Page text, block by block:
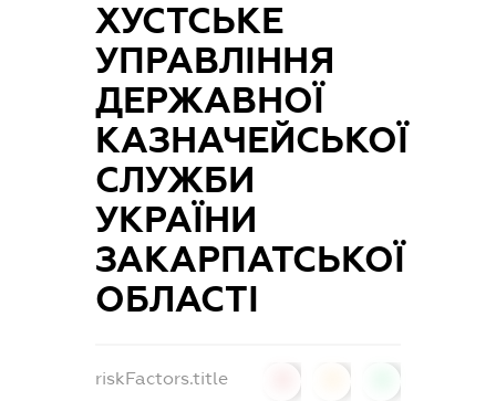
ХУСТСЬКЕ
УПРАВЛІННЯ
ДЕРЖАВНОЇ
КАЗНАЧЕЙСЬКОЇ
СЛУЖБИ
УКРАЇНИ
ЗАКАРПАТСЬКОЇ
ОБЛАСТІ
riskFactors.title